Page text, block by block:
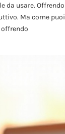
da usare. Offrendo
Ma come puoi